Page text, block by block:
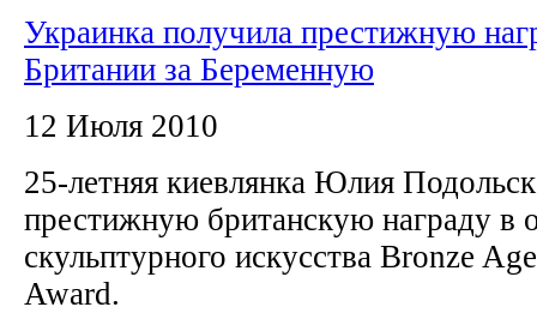
Украинка получила престижную
Британии за Беременную
12 Июля 2010
25-летняя киевлянка Юлия
престижную британскую награду в
скульптурного искусства Bronze
Award.